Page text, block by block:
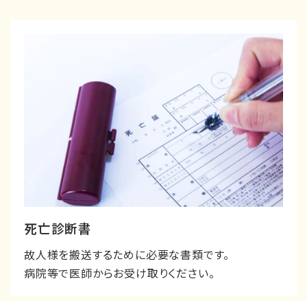
死亡診断書
故人様を搬送するために必要な書類です。
病院等で医師からお受け取りください。